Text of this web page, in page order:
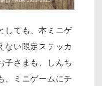
しても、本ミニゲ
ない限定ステッカ
子さまも、しんち
、ミニゲームにチ